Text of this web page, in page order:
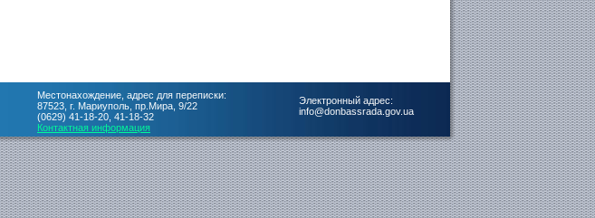
Электронный адрес:
info@donbassrada.gov.ua
Местонахождение, адрес для переписки:
87523, г. Мариуполь, пр.Мира, 9/22
(0629) 41-18-20, 41-18-32
Контактная информация